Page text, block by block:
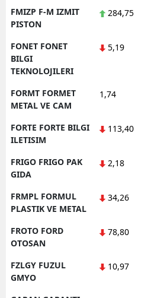
FMIZP F-M IZMIT
PISTON
284,75
FONET FONET
BILGI
TEKNOLOJILERI
5,19
FORMT FORMET
METAL VE CAM
1,74
FORTE FORTE BILGI
ILETISIM
113,40
FRIGO FRIGO PAK
GIDA
2,18
FRMPL FORMUL
PLASTIK VE METAL
34,26
FROTO FORD
OTOSAN
78,80
FZLGY FUZUL
GMYO
10,97